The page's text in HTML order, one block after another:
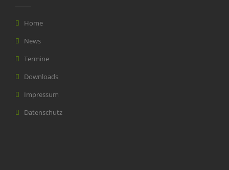
Home
News
Termine
Downloads
Impressum
Datenschutz